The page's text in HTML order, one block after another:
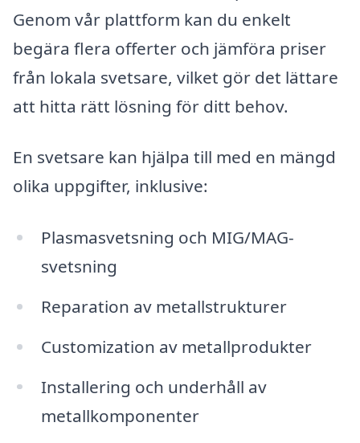
Genom vår plattform kan du enkelt
begära flera offerter och jämföra priser
från lokala svetsare, vilket gör det lättare
att hitta rätt lösning för ditt behov.
En svetsare kan hjälpa till med en mängd
olika uppgifter, inklusive:
Plasmasvetsning och MIG/MAG-
svetsning
Reparation av metallstrukturer
Customization av metallprodukter
Installering och underhåll av
metallkomponenter